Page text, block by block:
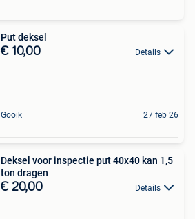
Put deksel
€ 10,00 Details
Gooik 27 feb 26
Deksel voor inspectie put 40x40 kan 1,5
ton dragen
€ 20,00 Details